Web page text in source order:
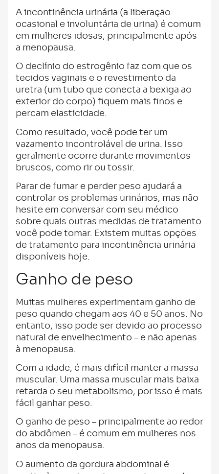
A incontinência urinária (a liberação
ocasional e involuntária de urina) é comum
em mulheres idosas, principalmente após
a menopausa.
O declínio do estrogênio faz com que os
tecidos vaginais e o revestimento da
uretra (um tubo que conecta a bexiga ao
exterior do corpo) fiquem mais finos e
percam elasticidade.
Como resultado, você pode ter um
vazamento incontrolável de urina. Isso
geralmente ocorre durante movimentos
bruscos, como rir ou tossir.
Parar de fumar e perder peso ajudará a
controlar os problemas urinários, mas não
hesite em conversar com seu médico
sobre quais outras medidas de tratamento
você pode tomar. Existem muitas opções
de tratamento para incontinência urinária
disponíveis hoje.
Ganho de peso
Muitas mulheres experimentam ganho de
peso quando chegam aos 40 e 50 anos. No
entanto, isso pode ser devido ao processo
natural de envelhecimento – e não apenas
à menopausa.
Com a idade, é mais difícil manter a massa
muscular. Uma massa muscular mais baixa
retarda o seu metabolismo, por isso é mais
fácil ganhar peso.
O ganho de peso – principalmente ao redor
do abdômen – é comum em mulheres nos
anos da menopausa.
O aumento da gordura abdominal é